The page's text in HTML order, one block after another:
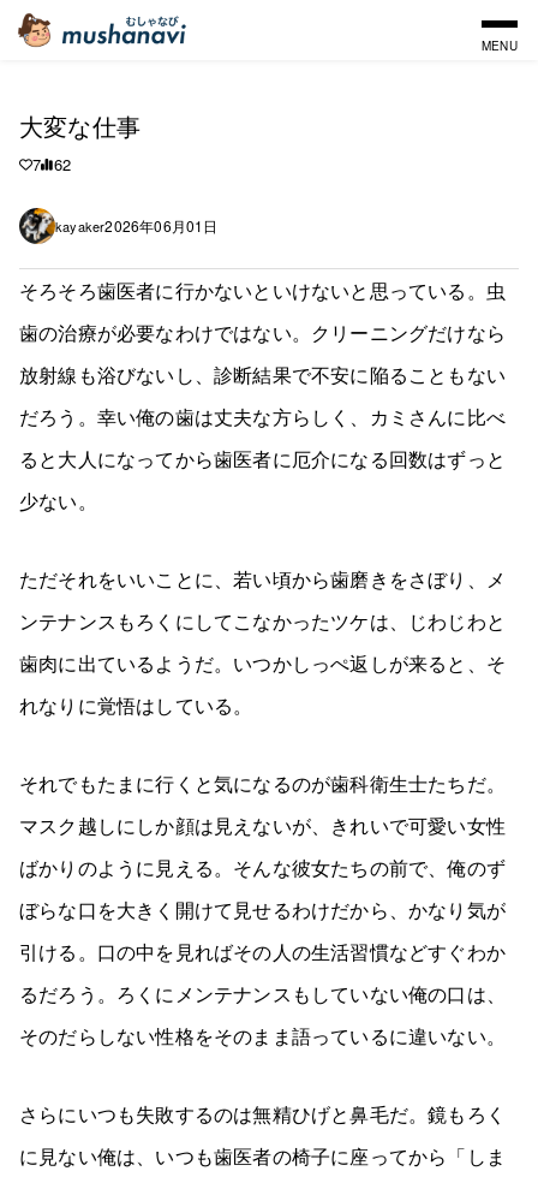
MENU
大変な仕事
7 62
kayaker2026年06月01日
そろそろ歯医者に行かないといけないと思っている。虫
歯の治療が必要なわけではない。クリーニングだけなら
放射線も浴びないし、診断結果で不安に陥ることもない
だろう。幸い俺の歯は丈夫な方らしく、カミさんに比べ
ると大人になってから歯医者に厄介になる回数はずっと
少ない。
ただそれをいいことに、若い頃から歯磨きをさぼり、メ
ンテナンスもろくにしてこなかったツケは、じわじわと
歯肉に出ているようだ。いつかしっぺ返しが来ると、そ
れなりに覚悟はしている。
それでもたまに行くと気になるのが歯科衛生士たちだ。
マスク越しにしか顔は見えないが、きれいで可愛い女性
ばかりのように見える。そんな彼女たちの前で、俺のず
ぼらな口を大きく開けて見せるわけだから、かなり気が
引ける。口の中を見ればその人の生活習慣などすぐわか
るだろう。ろくにメンテナンスもしていない俺の口は、
そのだらしない性格をそのまま語っているに違いない。
さらにいつも失敗するのは無精ひげと鼻毛だ。鏡もろく
に見ない俺は、いつも歯医者の椅子に座ってから「しま